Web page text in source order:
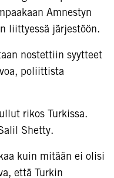
Amnestyn
liittyessä järjestöön.
nostettiin syytteet
poliittista
rikos Turkissa.
Shetty.
kuin mitään ei olisi
että Turkin